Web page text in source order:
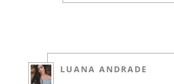
LUANA ANDRADE